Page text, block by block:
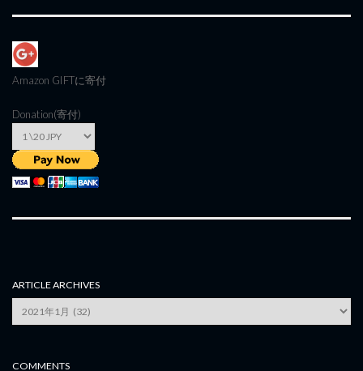
Amazon GIFTに寄付
Donation(寄付)
ARTICLE ARCHIVES
Archives
COMMENTS